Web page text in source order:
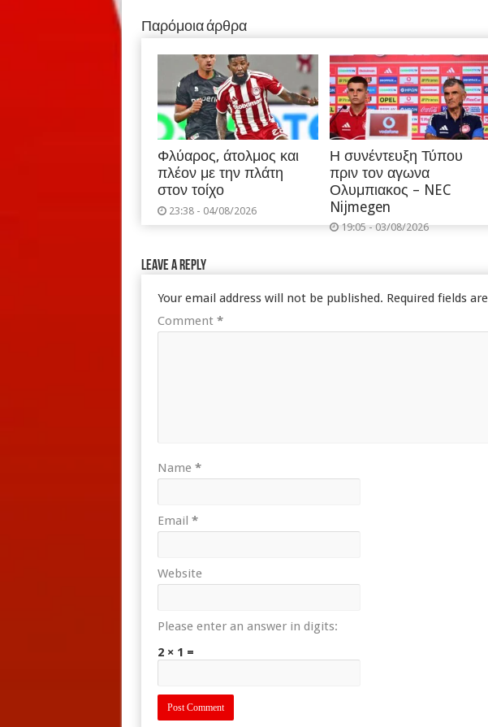
Παρόμοια άρθρα
Φλύαρος, άτολμος και
πλέον με την πλάτη
στον τοίχο
23:38 - 04/08/2026
Η συνέντευξη Τύπου
πριν τον αγωνα
Ολυμπιακος – NEC
Nijmegen
19:05 - 03/08/2026
Leave a Reply
Your email address will not be published. Required fields
Comment *
Name *
Email *
Website
Please enter an answer in digits:
2 × 1 =